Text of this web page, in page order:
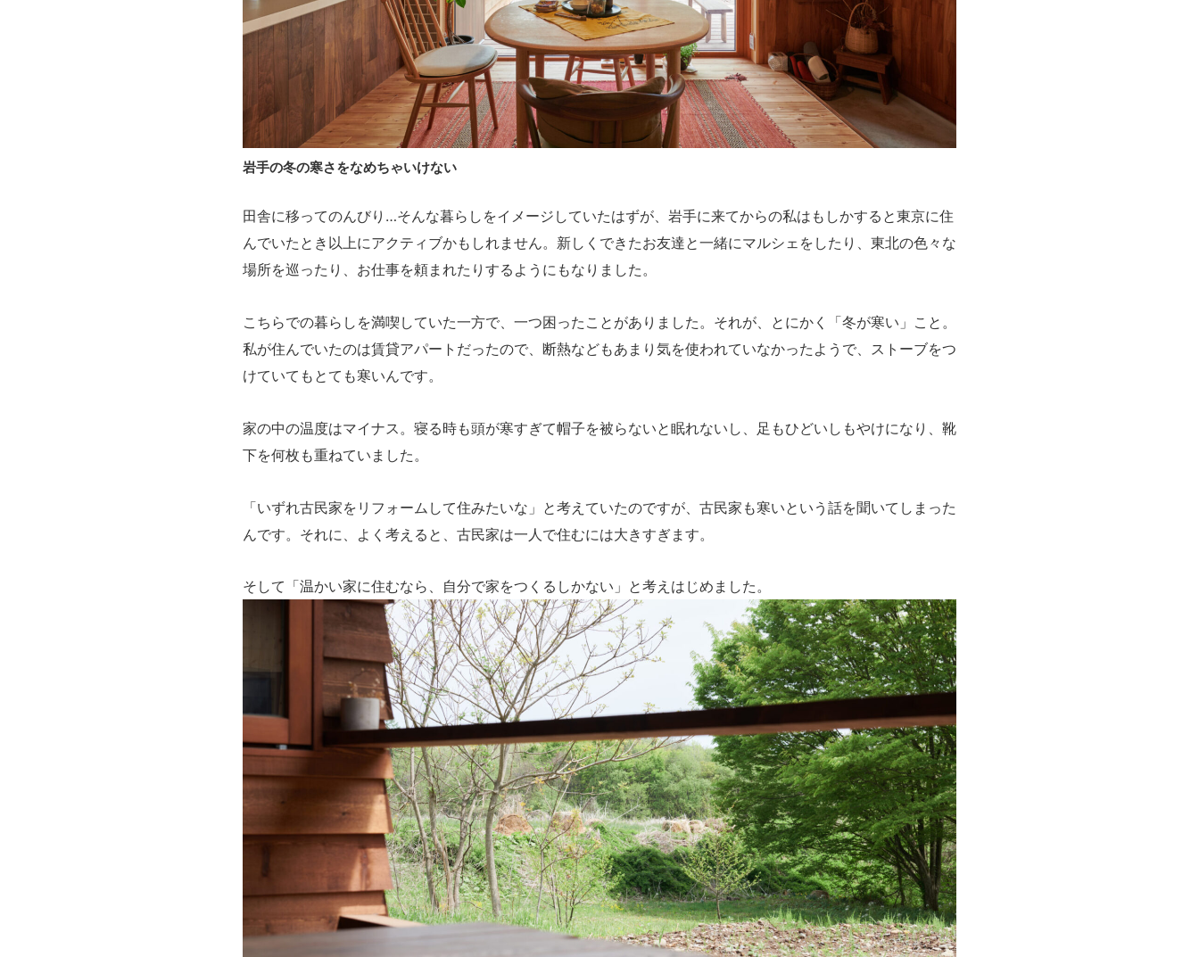
岩手の冬の寒さをなめちゃいけない
田舎に移ってのんびり…そんな暮らしをイメージしていたはずが、岩手に来てからの私はもしかすると東京に住
んでいたとき以上にアクティブかもしれません。新しくできたお友達と一緒にマルシェをしたり、東北の色々な
場所を巡ったり、お仕事を頼まれたりするようにもなりました。
こちらでの暮らしを満喫していた一方で、一つ困ったことがありました。それが、とにかく「冬が寒い」こと。
私が住んでいたのは賃貸アパートだったので、断熱などもあまり気を使われていなかったようで、ストーブをつ
けていてもとても寒いんです。
家の中の温度はマイナス。寝る時も頭が寒すぎて帽子を被らないと眠れないし、足もひどいしもやけになり、靴
下を何枚も重ねていました。
「いずれ古民家をリフォームして住みたいな」と考えていたのですが、古民家も寒いという話を聞いてしまった
んです。それに、よく考えると、古民家は一人で住むには大きすぎます。
そして「温かい家に住むなら、自分で家をつくるしかない」と考えはじめました。